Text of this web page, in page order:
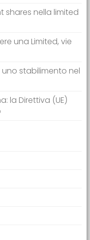
shares nella limited
una Limited, vie
stabilimento nel
la Direttiva (UE)